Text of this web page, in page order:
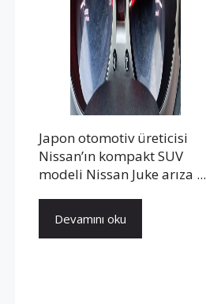
Japon otomotiv üreticisi
Nissan’ın kompakt SUV
modeli Nissan Juke arıza ...
Devamını oku